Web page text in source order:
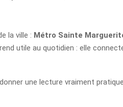
la ville : Métro Sainte
utile au quotidien : elle
une lecture vraiment